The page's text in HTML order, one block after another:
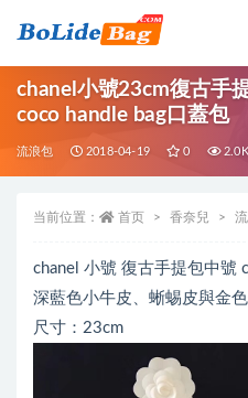
chanel小號23cm復古手
coco handle bag口蓋包
流浪包 2018-04-19 0 2.0K
当前位置： 首页 香奈兒
chanel 小號 復古手提包中號
深藍色小牛皮、蜥蜴皮與金
尺寸：23cm